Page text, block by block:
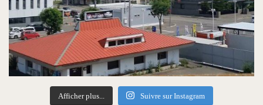
Afficher plus... Suivre sur Instagram